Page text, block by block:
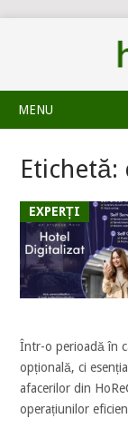
MENU
Etichetă:
EXPERȚI
Într-o perioadă în
opțională, ci
afacerilor din
operațiunilor